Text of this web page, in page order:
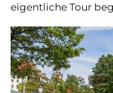
eigentliche Tour